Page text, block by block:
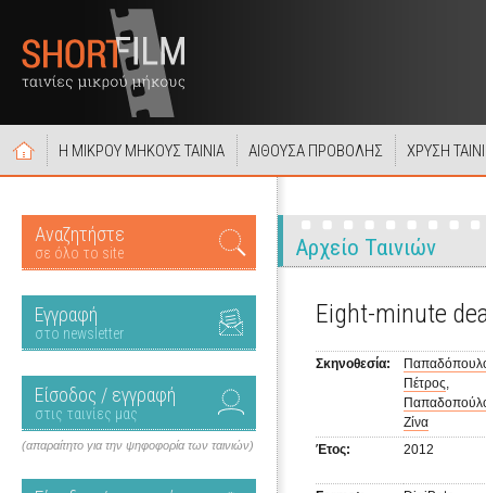
Η ΜΙΚΡΟΥ ΜΗΚΟΥΣ ΤΑΙΝΙΑ ΑΙΘΟΥΣΑ ΠΡΟΒΟΛΗΣ ΧΡΥΣΗ
Αναζητήστε
σε όλο το site
Εγγραφή
στο newsletter
Είσοδος / εγγραφή
στις ταινίες μας
(απαραίτητο για την ψηφοφορία των ταινιών)
Αρχείο Ταινιών
Eight-minute
Σκηνοθεσία:
Πέτρος,
Ζίνα
Έτος:
2012